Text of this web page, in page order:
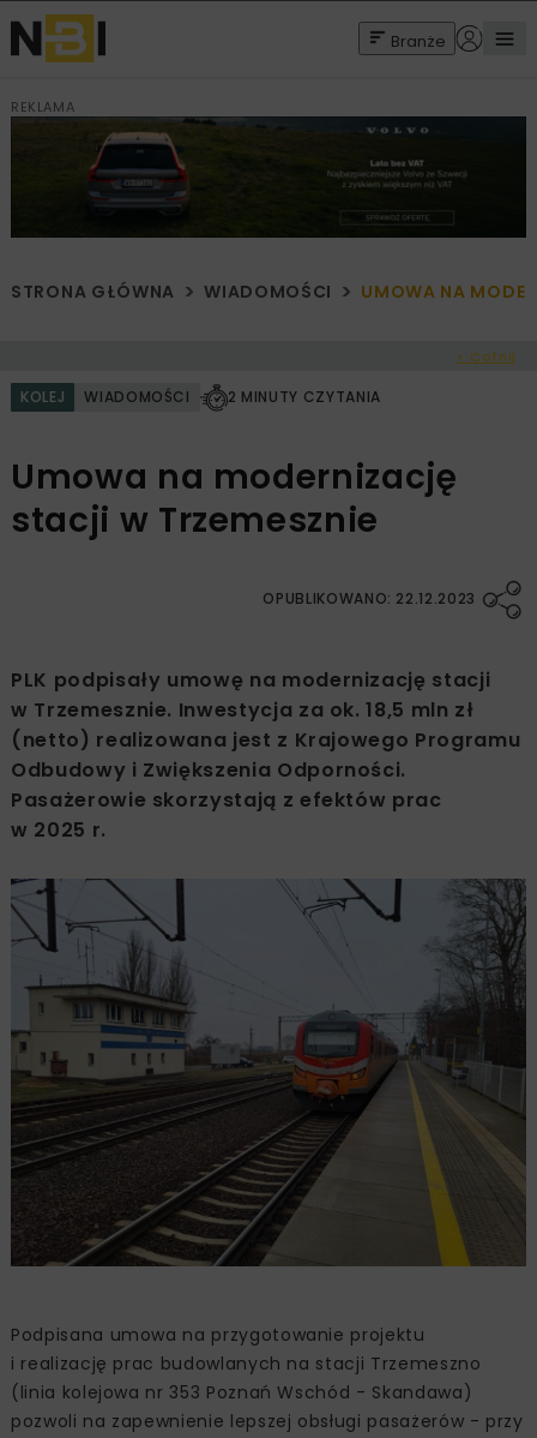
Branże
REKLAMA
STRONA GŁÓWNA WIADOMOŚCI UMOWA NA
< Cofnij
KOLEJ WIADOMOŚCI 2 MINUTY CZYTANIA
Umowa na modernizację
stacji w Trzemesznie
OPUBLIKOWANO: 22.12.2023
PLK podpisały umowę na modernizację stacji
w Trzemesznie. Inwestycja za ok. 18,5 mln zł
(netto) realizowana jest z Krajowego Programu
Odbudowy i Zwiększenia Odporności.
Pasażerowie skorzystają z efektów prac
w 2025 r.
Podpisana umowa na przygotowanie projektu
i realizację prac budowlanych na stacji Trzemeszno
(linia kolejowa nr 353 Poznań Wschód - Skandawa)
pozwoli na zapewnienie lepszej obsługi pasażerów - przy